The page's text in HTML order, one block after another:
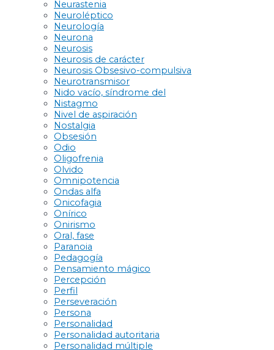
Neurastenia
Neuroléptico
Neurología
Neurona
Neurosis
Neurosis de carácter
Neurosis Obsesivo-compulsiva
Neurotransmisor
Nido vacío, síndrome del
Nistagmo
Nivel de aspiración
Nostalgia
Obsesión
Odio
Oligofrenia
Olvido
Omnipotencia
Ondas alfa
Onicofagia
Onírico
Onirismo
Oral, fase
Paranoia
Pedagogía
Pensamiento mágico
Percepción
Perfil
Perseveración
Persona
Personalidad
Personalidad autoritaria
Personalidad múltiple